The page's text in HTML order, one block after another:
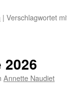
| Verschlagwortet
Annette Naudiet